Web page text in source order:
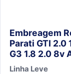
Embreagem
Parati GTI 2.0
G3 1.8 2.0 8v
Linha Leve